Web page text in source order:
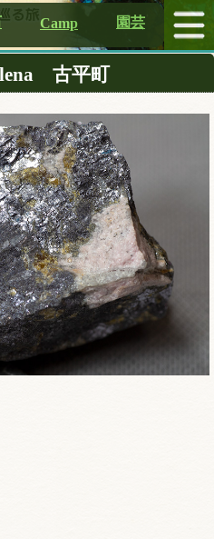
Camp 園芸
古平町